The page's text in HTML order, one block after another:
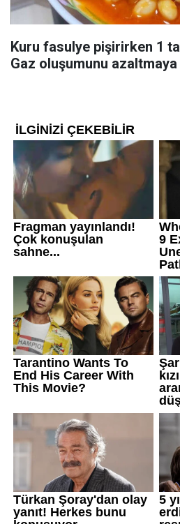
Kuru fasulye pişirirken 1
Gaz oluşumunu